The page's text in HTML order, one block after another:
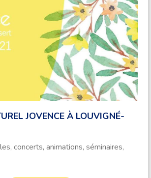
JOVENCE À LOUVIGNÉ-
concerts, animations, séminaires,